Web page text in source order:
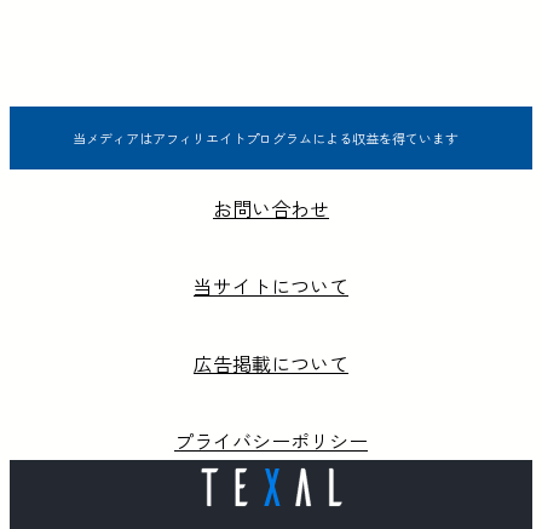
当メディアはアフィリエイトプログラムによる収益を得ています
お問い合わせ
当サイトについて
広告掲載について
プライバシーポリシー